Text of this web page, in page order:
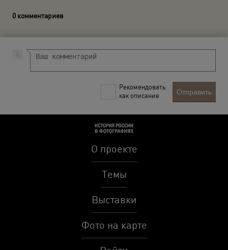
0 комментариев
Рекомендовать
как описание
Отправить
О проекте
Темы
Выставки
Фото на карте